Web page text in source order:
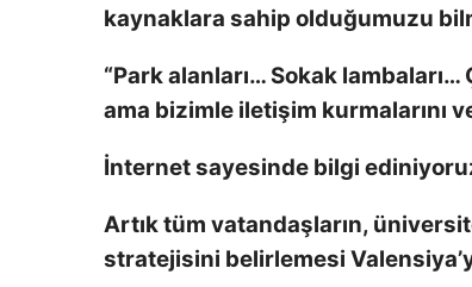
kaynaklara sahip olduğumuzu
“Park alanları… Sokak
ama bizimle iletişim kurmalarını
İnternet sayesinde bilgi
Artık tüm vatandaşların,
stratejisini belirlemesi